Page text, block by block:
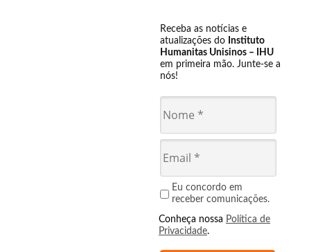
Receba as notícias e
atualizações do Instituto
Humanitas Unisinos – IHU
em primeira mão. Junte-se a
nós!
Eu concordo em
receber comunicações.
Conheça nossa Política de
Privacidade.